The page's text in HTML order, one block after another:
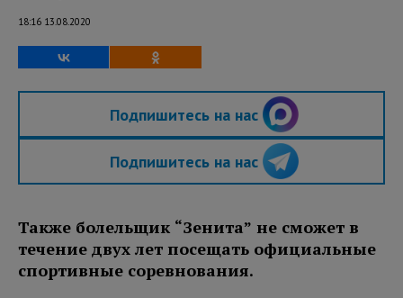
18:16 13.08.2020
Подпишитесь на нас
Подпишитесь на нас
Также болельщик “Зенита” не сможет в
течение двух лет посещать официальные
спортивные соревнования.